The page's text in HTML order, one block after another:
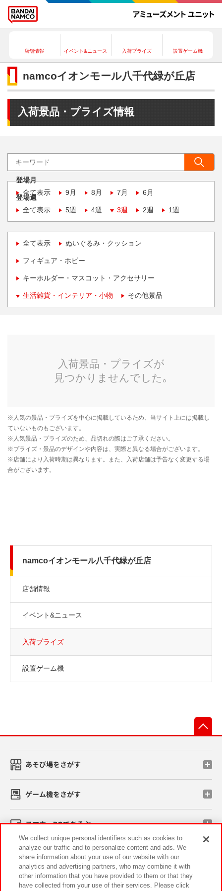
店舗情報 イベント&ニュース 入荷プライズ 設置ゲーム機
namcoイオンモール八千代緑が丘店
入荷景品・プライズ情報
登場月
全て表示
9月 8月 7月 6月
登場週
全て表示
5週 4週 3週 2週 1週
全て表示 ぬいぐるみ・クッション
フィギュア・ホビー
キーホルダー・マスコット・アクセサリー
生活雑貨・インテリア・小物 その他景品
namcoイオンモール八千代緑が丘店
店舗情報
イベント&ニュース
入荷プライズ
設置ゲーム機
あそび場をさがす
ゲーム機をさがす
スマホ・PCであそぶ
イベント・キャンペーン
We collect unique personal identifiers such as cookies to
analyze our traffic and to personalize content and ads. We
share information about your use of our website with our
analytics and advertising partners, who may combine it with
other information that you have provided to them or that they
have collected from your use of their services. Please click